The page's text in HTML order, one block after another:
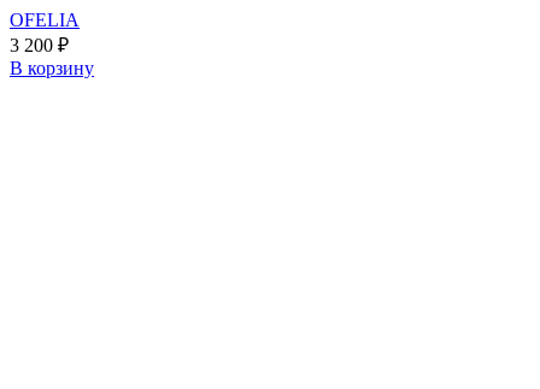
OFELIA
3 200 ₽
В корзину